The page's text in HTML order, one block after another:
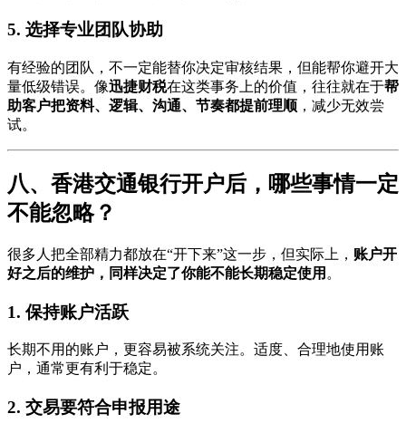
5. 选择专业团队协助
有经验的团队，不一定能替你决定审核结果，但能帮你避开大
量低级错误。像迅捷财税在这类事务上的价值，往往就在于帮
助客户把资料、逻辑、沟通、节奏都提前理顺 ，减少无效尝
试。
八、香港交通银行开户后，哪些事情一定
不能忽略？
很多人把全部精力都放在“开下来”这一步，但实际上， 账户开
好之后的维护，同样决定了你能不能长期稳定使用 。
1. 保持账户活跃
长期不用的账户，更容易被系统关注。适度、合理地使用账
户，通常更有利于稳定。
2. 交易要符合申报用途